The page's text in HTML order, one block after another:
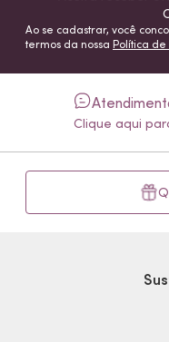
Ao se cadastrar, você
termos da nossa Política
Clique aqui